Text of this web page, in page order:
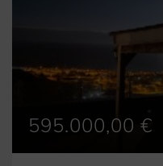
595.000,00 €